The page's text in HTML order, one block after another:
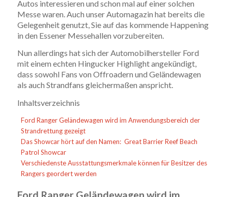
Autos interessieren und schon mal auf einer solchen
Messe waren. Auch unser Automagazin hat bereits die
Gelegenheit genutzt, Sie auf das kommende Happening
in den Essener Messehallen vorzubereiten.
Nun allerdings hat sich der Automobilhersteller Ford
mit einem echten Hingucker Highlight angekündigt,
dass sowohl Fans von Offroadern und Geländewagen
als auch Strandfans gleichermaßen anspricht.
Inhaltsverzeichnis
Ford Ranger Geländewagen wird im Anwendungsbereich der
Strandrettung gezeigt
Das Showcar hört auf den Namen: Great Barrier Reef Beach
Patrol Showcar
Verschiedenste Ausstattungsmerkmale können für Besitzer des
Rangers geordert werden
Ford Ranger Geländewagen wird im